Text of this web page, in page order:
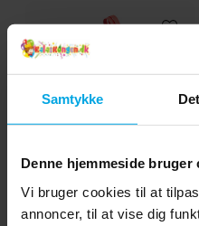
Samtykke
Denne hjemmeside bruger
Vi bruger cookies til at
annoncer, til at vise dig
Serpentiner - Rød